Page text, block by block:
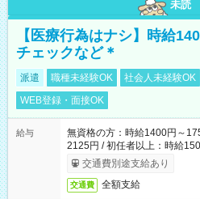
未読
【医療行為はナシ】時給
チェックなど＊
派遣 職種未経験OK 社会人未経験OK
WEB登録・面接OK
給与
無資格の方：時給1400円～
2125円 / 初任者以上：時給
交通費別途支給あり
交通費 全額支給